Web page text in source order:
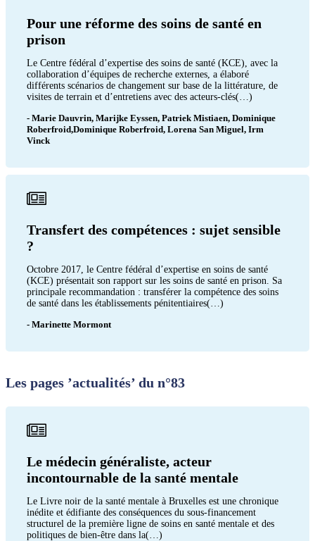
Pour une réforme des soins de santé en
prison
Le Centre fédéral d’expertise des soins de santé (KCE), avec la
collaboration d’équipes de recherche externes, a élaboré
différents scénarios de changement sur base de la littérature, de
visites de terrain et d’entretiens avec des acteurs-clés(…)
- Marie Dauvrin, Marijke Eyssen, Patriek Mistiaen, Dominique
Roberfroid,Dominique Roberfroid, Lorena San Miguel, Irm
Vinck
Transfert des compétences : sujet sensible
?
Octobre 2017, le Centre fédéral d’expertise en soins de santé
(KCE) présentait son rapport sur les soins de santé en prison. Sa
principale recommandation : transférer la compétence des soins
de santé dans les établissements pénitentiaires(…)
- Marinette Mormont
Les pages ’actualités’ du n°83
Le médecin généraliste, acteur
incontournable de la santé mentale
Le Livre noir de la santé mentale à Bruxelles est une chronique
inédite et édifiante des conséquences du sous-financement
structurel de la première ligne de soins en santé mentale et des
politiques de bien-être dans la(…)